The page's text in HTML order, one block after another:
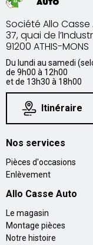
Société Allo Casse
37, quai de
91200 ATHIS-MONS
Du lundi au samedi
de 9h00 à 12h00
et de 13h30 à 18h00
Itinéraire
Nos services
Pièces d'occasions
Enlèvement
Allo Casse Auto
Le magasin
Montage pièces
Notre histoire